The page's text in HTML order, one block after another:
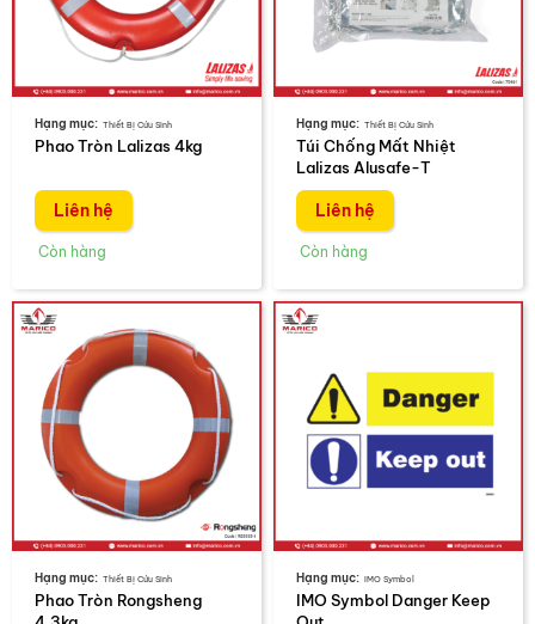
Thiết Bị Cứu Sinh
Phao Tròn Lalizas 4kg
Liên hệ
Thiết Bị Cứu Sinh
Túi Chống Mất Nhiệt
Lalizas Alusafe-T
Liên hệ
Thiết Bị Cứu Sinh
Phao Tròn Rongsheng
IMO Symbol
IMO Symbol Danger Keep